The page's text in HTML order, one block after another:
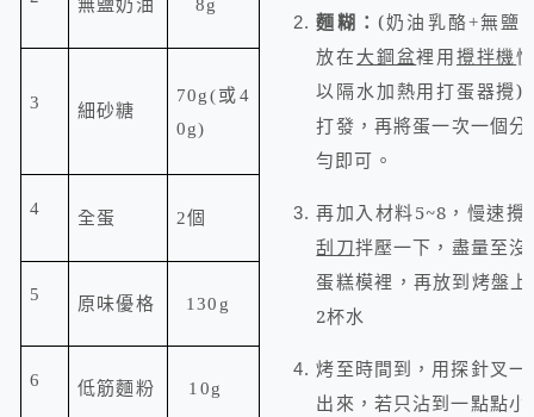
麵糊： (奶油乳酪+無鹽
放在 大鋼盆裡 用攪拌機
以隔水加熱用打蛋器攪)
打發，再將蛋一次一個
勻即可。
再加入材料5~8 ，慢速
刮刀拌壓一下，盡量至
蛋糕模裡，再放到烤盤
2杯水
烤至時間到，用探針叉
出來，若只沾到一點點
無鹽奶油 8g
3 細砂糖
70g(或4
0g)
4 全蛋 2個
5 原味優格 130g
6 低筋麵粉 10g